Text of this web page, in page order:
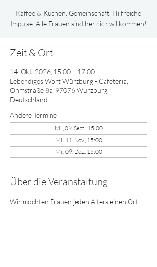
Kaffee & Kuchen. Gemeinschaft. Hilfreiche
Impulse. Alle Frauen sind herzlich willkommen!
Zeit & Ort
14. Okt. 2026, 15:00 – 17:00
Lebendiges Wort Würzburg - Cafeteria,
Ohmstraße 8a, 97076 Würzburg,
Deutschland
Andere Termine
Mi., 09. Sept., 15:00
Mi., 11. Nov., 15:00
Mi., 09. Dez., 15:00
Über die Veranstaltung
Wir möchten Frauen jeden Alters einen Ort